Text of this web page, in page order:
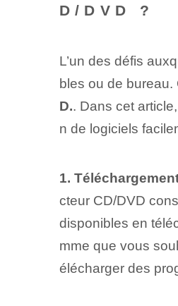
D/DVD ?
L’un des défis
bles ou de
D.. Dans cet
n de logiciels
1.
cteur CD/DVD
disponibles en
mme que vous
élécharger des